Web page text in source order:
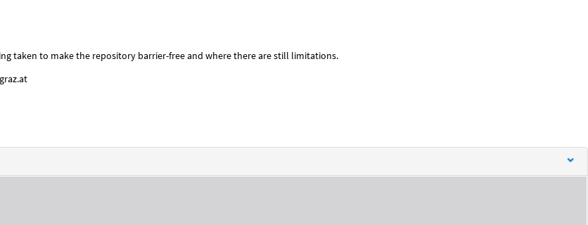
taken to make the repository barrier-free and where there are still limitations.